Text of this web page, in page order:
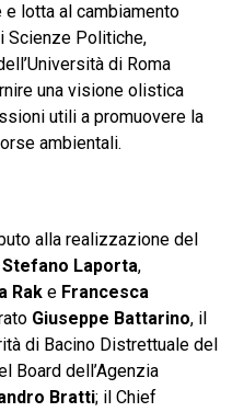
lotta al cambiamento
Scienze Politiche,
di Roma
una visione olistica
utili a promuovere la
ambientali.
alla realizzazione del
Stefano Laporta,
Rake Francesca
Giuseppe Battarino, il
di Bacino Distrettuale del
Board dell’Agenzia
Bratti; il Chief